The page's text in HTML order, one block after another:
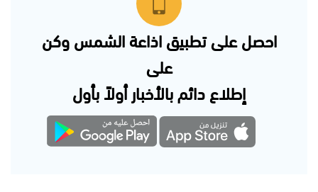
احصل على تطبيق اذاعة الشمس وكن
على
إطلاع دائم بالأخبار أولاً بأول